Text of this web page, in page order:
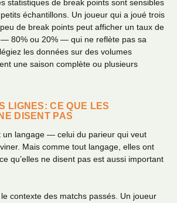
statistiques de break points sont sensibles
échantillons. Un joueur qui a joué trois
de break points peut afficher un taux de
80% ou 20% — qui ne reflète pas sa
les données sur des volumes
une saison complète ou plusieurs
LIGNES: CE QUE LES
DISENT PAS
un langage — celui du parieur qui veut
Mais comme tout langage, elles ont
qu’elles ne disent pas est aussi important
contexte des matchs passés. Un joueur